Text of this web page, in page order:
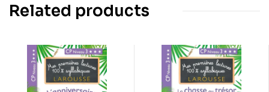
Related products